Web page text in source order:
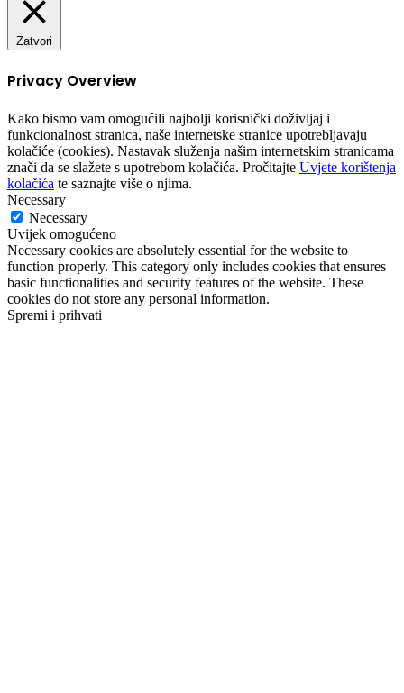
Zatvori
Privacy Overview
Kako bismo vam omogućili najbolji korisnički doživljaj i
funkcionalnost stranica, naše internetske stranice upotrebljavaju
kolačiće (cookies). Nastavak služenja našim internetskim stranicama
znači da se slažete s upotrebom kolačića. Pročitajte Uvjete korištenja
kolačića te saznajte više o njima.
Necessary
Necessary
Uvijek omogućeno
Necessary cookies are absolutely essential for the website to
function properly. This category only includes cookies that ensures
basic functionalities and security features of the website. These
cookies do not store any personal information.
Spremi i prihvati